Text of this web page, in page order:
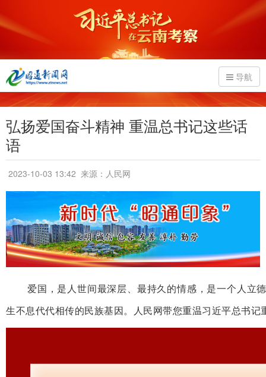
导航
弘扬爱国奋斗精神 重温总书记这些话
语
2023-10-03 13:42 来源：人民网
爱国，是人世间最深层、最持久的情感，是一个人立
生不息代代相传的民族基因。人民网带您重温习近平总书记